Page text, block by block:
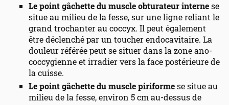
Le point gâchette du muscle obturateur internese
situe au milieu de la fesse, sur une ligne reliant le
grand trochanter au coccyx. Il peut également
être déclenché par un toucher endocavitaire. La
douleur référée peut se situer dans la zone ano-
coccygienne et irradier vers la face postérieure de
la cuisse.
Le point gâchette du muscle piriformese situe au
milieu de la fesse, environ 5 cm au-dessus de